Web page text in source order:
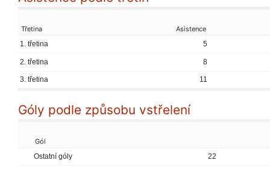
Třetina
Asistence
1. třetina
5
2. třetina 8
3. třetina 11
Góly podle způsobu vstřelení
Gól
Ostatní góly
22